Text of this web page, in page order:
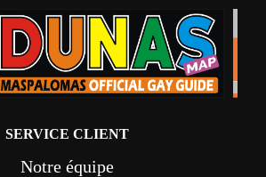
SERVICE CLIENT
Notre équipe